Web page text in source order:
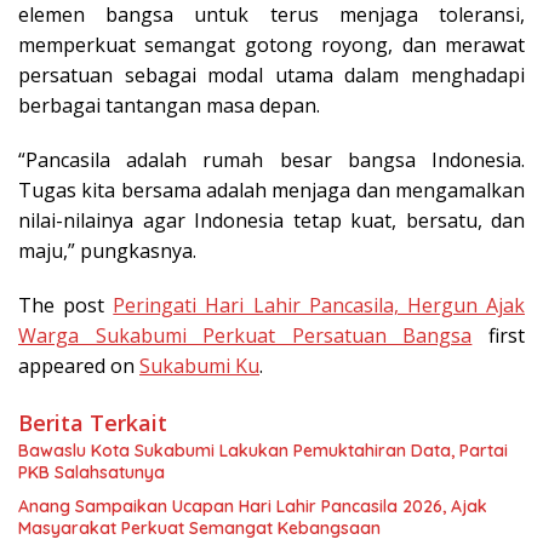
elemen bangsa untuk terus menjaga toleransi,
memperkuat semangat gotong royong, dan merawat
persatuan sebagai modal utama dalam menghadapi
berbagai tantangan masa depan.
“Pancasila adalah rumah besar bangsa Indonesia.
Tugas kita bersama adalah menjaga dan mengamalkan
nilai-nilainya agar Indonesia tetap kuat, bersatu, dan
maju,” pungkasnya.
The post Peringati Hari Lahir Pancasila, Hergun Ajak
Warga Sukabumi Perkuat Persatuan Bangsa first
appeared on Sukabumi Ku.
Berita Terkait
Bawaslu Kota Sukabumi Lakukan Pemuktahiran Data, Partai
PKB Salahsatunya
Anang Sampaikan Ucapan Hari Lahir Pancasila 2026, Ajak
Masyarakat Perkuat Semangat Kebangsaan